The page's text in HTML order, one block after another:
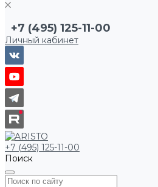
+7 (495) 125-11-00
Личный кабинет
+7 (495) 125-11-00
Поиск